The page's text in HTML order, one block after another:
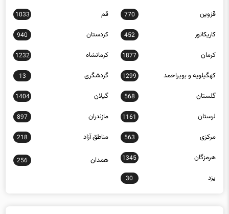
قزوین 770 قم 1033
کاریکاتور 452 کردستان 940
کرمان 1877 کرمانشاه 1232
کهگیلویه و بویراحمد 1299 گردشگری 13
گلستان 568 گیلان 1404
لرستان 1161 مازندران 897
مرکزی 563 مناطق آزاد 218
هرمزگان 1345 همدان 256
یزد 30